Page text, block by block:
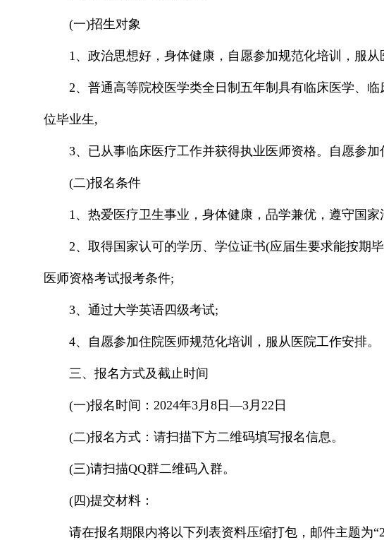
(一)招生对象
1、政治思想好，身体健康，自愿参加规范化培训，服从
2、普通高等院校医学类全日制五年制具有临床医学、
位毕业生,
3、已从事临床医疗工作并获得执业医师资格。自愿参加
(二)报名条件
1、热爱医疗卫生事业，身体健康，品学兼优，遵守国
2、取得国家认可的学历、学位证书(应届生要求能按期
医师资格考试报考条件;
3、通过大学英语四级考试;
4、自愿参加住院医师规范化培训，服从医院工作安排。
三、报名方式及截止时间
(一)报名时间：2024年3月8日—3月22日
(二)报名方式：请扫描下方二维码填写报名信息。
(三)请扫描QQ群二维码入群。
(四)提交材料：
请在报名期限内将以下列表资料压缩打包，邮件主题为